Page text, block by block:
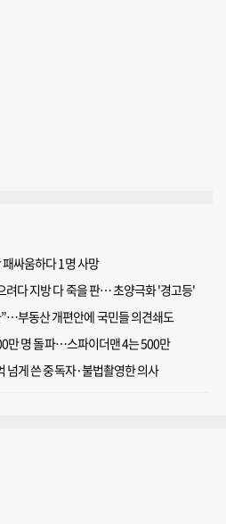
싸움하다 1명 사망
려다 지방 다 죽을 판… 초양극화 '경고등'
부동산 개편안에 국민들 의견쇄도
만 명 돌파…스파이더맨 4는 500만
게 쓴 중독자·불법촬영한 의사